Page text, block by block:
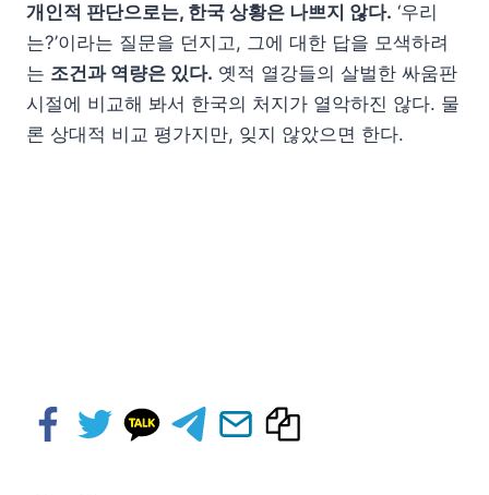
개인적 판단으로는, 한국 상황은 나쁘지 않다. ‘우리
는?’이라는 질문을 던지고, 그에 대한 답을 모색하려
는 조건과 역량은 있다. 옛적 열강들의 살벌한 싸움판
시절에 비교해 봐서 한국의 처지가 열악하진 않다. 물
론 상대적 비교 평가지만, 잊지 않았으면 한다.